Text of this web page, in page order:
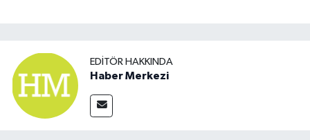
EDITÖR HAKKINDA
Haber Merkezi